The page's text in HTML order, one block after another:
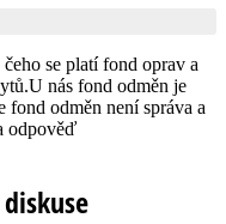
se platí fond oprav a
nás fond odměn je
fond odměn není správa a
odpověď